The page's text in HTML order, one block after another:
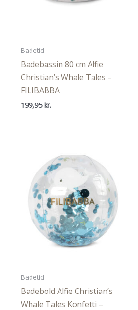
Badetid
Badebassin 80 cm Alfie
Christian’s Whale Tales –
FILIBABBA
199,95kr.
Badetid
Badebold Alfie Christian’s
Whale Tales Konfetti –